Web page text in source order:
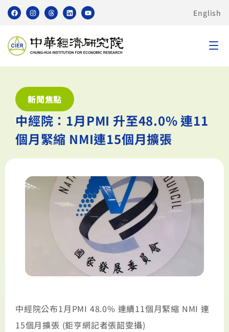
English
新聞焦點
中經院：1月PMI 升至48.0% 連11
個月緊縮 NMI連15個月擴張
中經院公布1月PMI 48.0% 連續11個月緊縮 NMI 連
15個月擴張 (鉅亨網記者張韶雯攝)